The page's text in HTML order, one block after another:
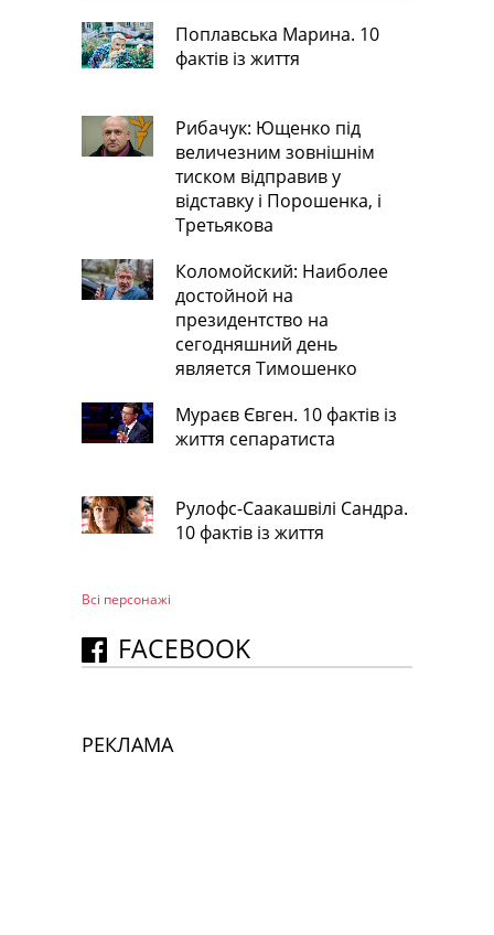
Поплавська Марина. 10
фактів із життя
Рибачук: Ющенко під
величезним зовнішнім
тиском відправив у
відставку і Порошенка, і
Третьякова
Коломойский: Наиболее
достойной на
президентство на
сегодняшний день
является Тимошенко
Мураєв Євген. 10 фактів із
життя сепаратиста
Рулофс-Саакашвілі Сандра.
10 фактів із життя
Всі персонажi
FACEBOOK
РЕКЛАМА